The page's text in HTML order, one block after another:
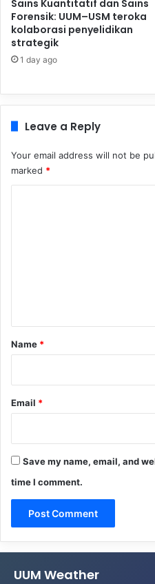
Sains Kuantitatif dan Sains
Forensik: UUM–USM teroka
kolaborasi penyelidikan
strategik
1 day ago
Leave a Reply
Your email address will not be
marked *
*
Name *
Email *
Save my name, email, and
time I comment.
UUM Weather